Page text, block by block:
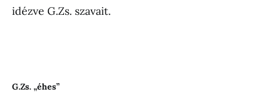
idézve G.Zs. szavait.
G.Zs. „éhes”